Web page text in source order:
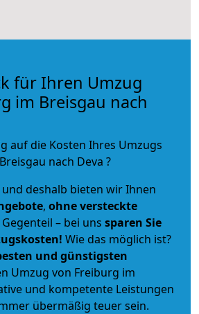
für Ihren Umzug
im Breisgau nach
auf die Kosten Ihres Umzugs
nach Deva ?
deshalb bieten wir Ihnen
, ohne versteckte
– bei uns sparen Sie
Wie das möglich ist?
und günstigsten
Umzug von Freiburg im
und kompetente Leistungen
übermäßig teuer sein.